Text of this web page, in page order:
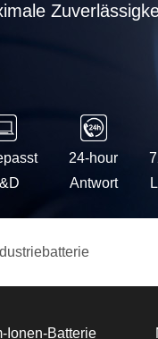
24-hour
Antwort
Ionen-Batterie